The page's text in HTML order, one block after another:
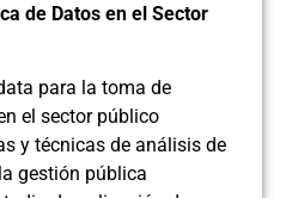
de Datos en el Sector
para la toma de
el sector público
y técnicas de análisis de
gestión pública